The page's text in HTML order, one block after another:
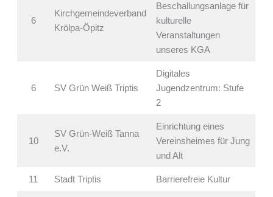
6
Kirchgemeindeverband
Krölpa-Öpitz
Beschallungsanlage für
kulturelle
Veranstaltungen
unseres KGA
6 SV Grün Weiß Triptis
Digitales
Jugendzentrum: Stufe
2
10
SV Grün-Weiß Tanna
e.V.
Einrichtung eines
Vereinsheimes für Jung
und Alt
11 Stadt Triptis Barrierefreie Kultur